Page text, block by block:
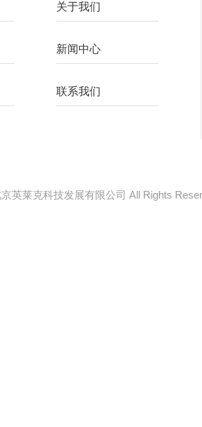
关于我们
新闻中心
联系我们
英莱克科技发展有限公司 All Rights